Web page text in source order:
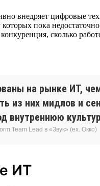
внедряет цифровые
пока
сколько
на рынке ИТ,
из них мидлов и
внутреннюю
Team Lead в «Звук» (ex. Окко)
ИТ